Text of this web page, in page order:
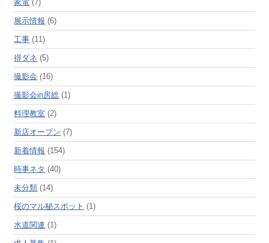
家電 (7)
展示情報 (6)
工事 (11)
得ダネ (5)
撮影会 (16)
撮影会in房総 (1)
料理教室 (2)
新店オープン (7)
新着情報 (154)
時事ネタ (40)
未分類 (14)
桜のマル秘スポット (1)
水道関連 (1)